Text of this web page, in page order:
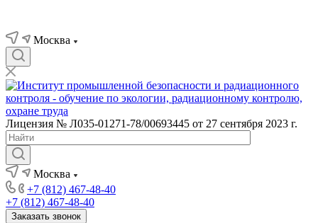
Москва
Лицензия № Л035-01271-78/00693445 от 27 сентября 2023 г.
Москва
+7 (812) 467-48-40
+7 (812) 467-48-40
Заказать звонок